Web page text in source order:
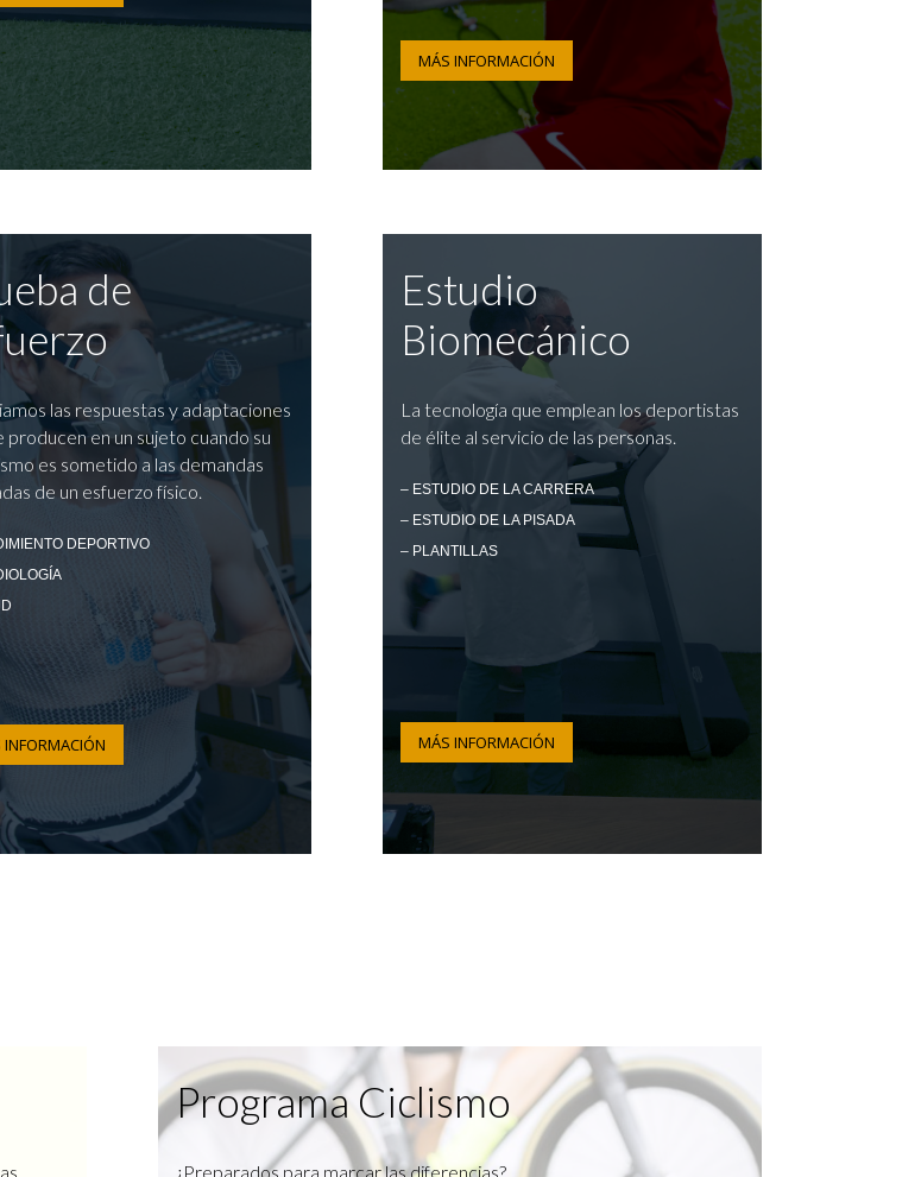
MÁS INFORMACIÓN
de
las respuestas y adaptaciones
producen en un sujeto cuando su
es sometido a las demandas
de un esfuerzo físico.
DEPORTIVO
Estudio
Biomecánico
La tecnología que emplean los deportistas
de élite al servicio de las personas.
– ESTUDIO DE LA CARRERA
– ESTUDIO DE LA PISADA
– PLANTILLAS
MÁS INFORMACIÓN
Programa Ciclismo
¿Preparados para marcar las diferencias?